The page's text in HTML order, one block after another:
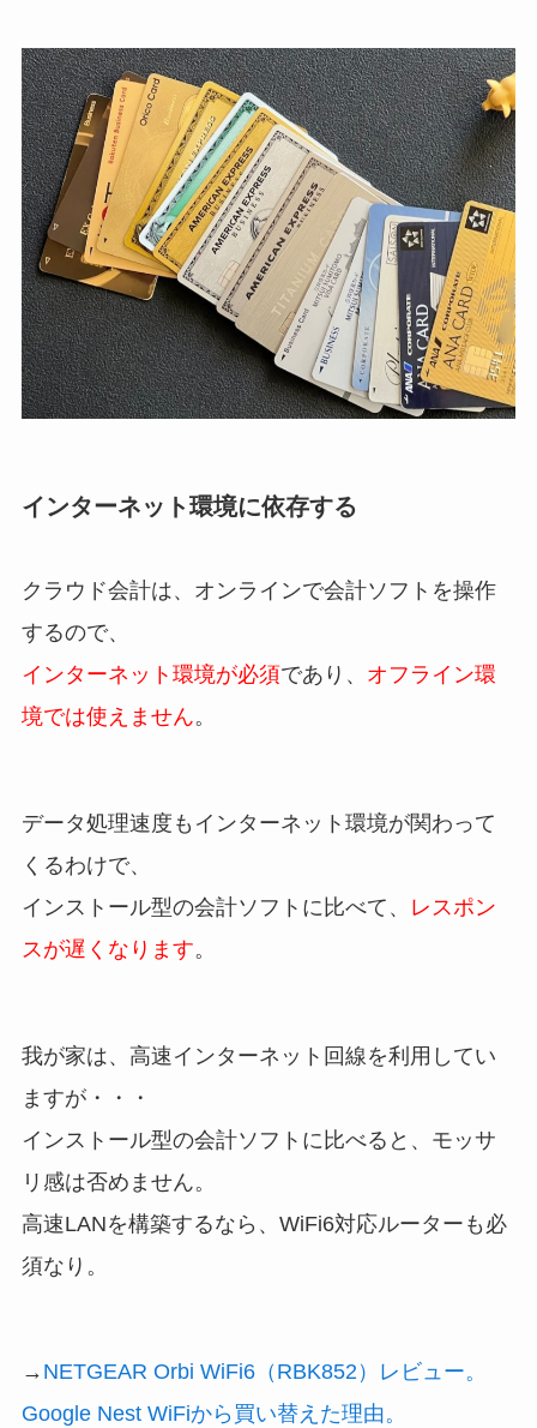
インターネット環境に依存する
クラウド会計は、オンラインで会計ソフトを操作
するので、
インターネット環境が必須であり、 オフライン環
境では使えません。
データ処理速度もインターネット環境が関わって
くるわけで、
インストール型の会計ソフトに比べて、
レスポン
スが遅くなります。
我が家は、高速インターネット回線を利用してい
ますが・・・
インストール型の会計ソフトに比べると、モッサ
リ感は否めません。
高速LANを構築するなら、WiFi6対応ルーターも必
須なり。
→ NETGEAR Orbi WiFi6（RBK852）レビュー。
Google Nest WiFiから買い替えた理由。